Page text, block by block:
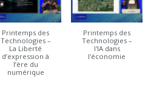
Printemps des
Technologies –
La Liberté
d’expression à
l’ère du
numérique
Printemps des
Technologies –
l'IA dans
l'économie